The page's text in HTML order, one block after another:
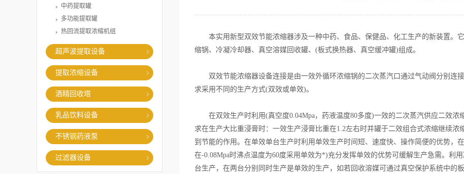
中药提取罐
多功能提取罐
热回流提取浓缩机组
超声波提取设备
提取浓缩设备
酒精回收塔
乳品饮料设备
不锈钢药液泵
过滤器设备
本实用新型双效节能浓缩器涉及一种中药、食品、保健品、化工生产的新装置。
缩锅、冷凝冷却器、真空溶媒回收罐、(板式换热器、真空缓冲罐)组成。
双效节能浓缩器设备连接是由一效外循环浓缩锅的二次蒸汽口通过气动阀分别连
求采用不同的生产方式(双效或单效)。
在双效生产时利用(真空度0.04Mpa，药液温度80多度)一效的二次蒸汽供应二效浓
求在生产大比重浸膏时：一效生产浸膏比重在1.2左右时并罐于二效组合式浓缩继续
到节能的作用。在单效单台生产时利用单效生产时间短、速度快、操作简便的优势，
在-0.08Mpa时沸点温度为60度采用单效为*)充分发挥单效的优势可缓解生产急需。利
台生产，在两台分别同时生产是单效的生产，如若回收溶媒可通过真空保护系统中的